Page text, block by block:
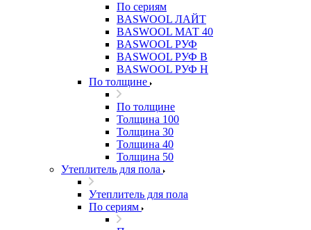
По сериям
BASWOOL ЛАЙТ
BASWOOL МАТ 40
BASWOOL РУФ
BASWOOL РУФ В
BASWOOL РУФ Н
По толщине
По толщине
Толщина 100
Толщина 30
Толщина 40
Толщина 50
Утеплитель для пола
Утеплитель для пола
По сериям